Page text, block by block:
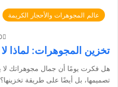
عالم المجوهرات والأحجار الكريمة
تخزين المجوهرات: لماذا
هل فكرت يومًا أن جمال مجوهراتك لا
تصميمها، بل أيضًا على طريقة